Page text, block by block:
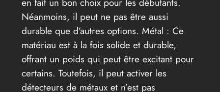
Néanmoins, il peut ne pas être aussi
durable que d’autres options. Métal : Ce
matériau est à la fois solide et durable,
offrant un poids qui peut être excitant pour
certains. Toutefois, il peut activer les
détecteurs de métaux et n’est pas